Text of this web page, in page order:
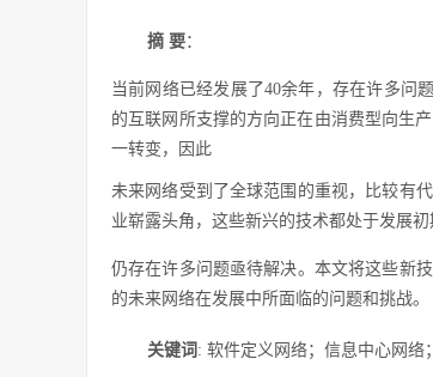
摘 要：
当前网络已经发展了40余年，存在许多问
的互联网所支撑的方向正在由消费型向生
一转变，因此
未来网络受到了全球范围的重视，比较有
业崭露头角，这些新兴的技术都处于发展初
仍存在许多问题亟待解决。本文将这些新
的未来网络在发展中所面临的问题和挑战。
关键词 : 软件定义网络；信息中心网络